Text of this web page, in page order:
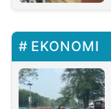
EKONOMI